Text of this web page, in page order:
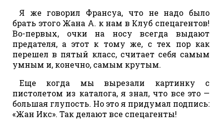
Я же говорил Франсуа, что не надо было
брать этого Жана А. к нам в Клуб спецагентов!
Во-первых, очки на носу всегда выдают
предателя, а этот к тому же, с тех пор как
перешел в пятый класс, считает себя самым
умным и, конечно, самым крутым.
Еще когда мы вырезали картинку с
пистолетом из каталога, я знал, что все это —
большая глупость. Но это я придумал подпись:
«Жан Икс». Так делают все спецагенты!